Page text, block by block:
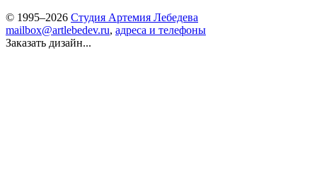
© 1995–2026 Студия Артемия Лебедева
mailbox@artlebedev.ru, адреса и телефоны
Заказать дизайн...